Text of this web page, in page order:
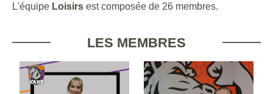
L'équipe Loisirs est composée de 26 membres.
LES MEMBRES